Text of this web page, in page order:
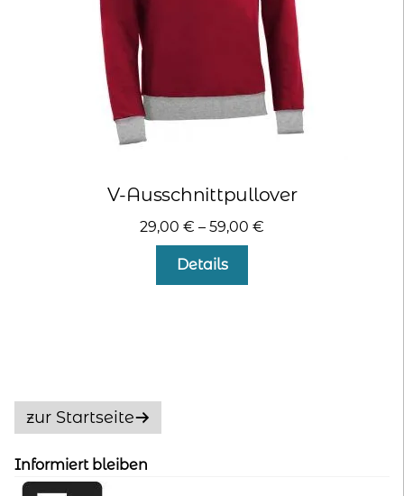
Produktseite
gewählt
werden
V-Ausschnittpullover
29,00 € – 59,00 €
Details
zur Startseite
Informiert bleiben